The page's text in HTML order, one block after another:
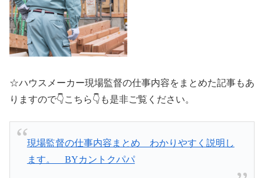
☆ハウスメーカー現場監督の仕事内容をまとめた記事もあ
りますので👇こちら👇も是非ご覧ください。
現場監督の仕事内容まとめ わかりやすく説明し
ます。 BYカントクパパ